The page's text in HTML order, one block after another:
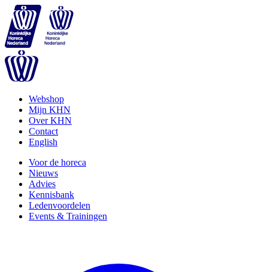
Webshop
Mijn KHN
Over KHN
Contact
English
Voor de horeca
Nieuws
Advies
Kennisbank
Ledenvoordelen
Events & Trainingen